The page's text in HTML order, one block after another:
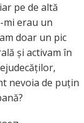
pe de altă
mi erau un
doar un pic
și activam în
nevoia de puțin